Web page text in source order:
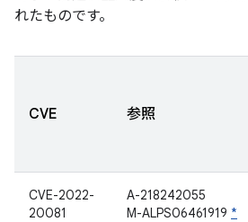
れたものです。
CVE 参照
CVE-2022-
20081
A-218242055
M-ALPS06461919 *